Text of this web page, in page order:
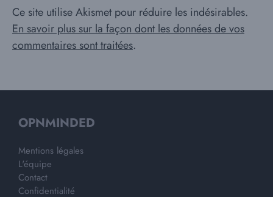
Ce site utilise Akismet pour réduire les indésirables.
En savoir plus sur la façon dont les données de vos
commentaires sont traitées.
OPNMINDED
Mentions légales
L'équipe
Contact
Confidentialité